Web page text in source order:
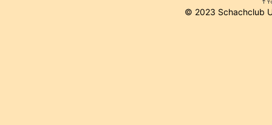
© 2023 Schachclub